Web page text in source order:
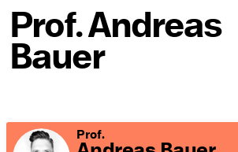
Prof. Andreas
Bauer
Prof.